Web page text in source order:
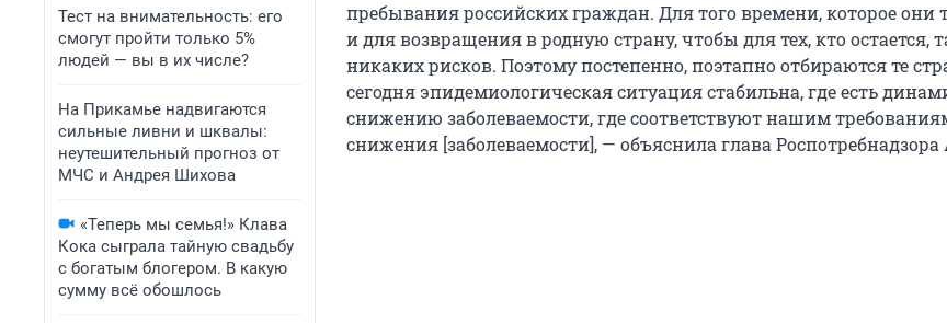
Тест на внимательность: его
смогут пройти только 5%
людей — вы в их числе?
На Прикамье надвигаются
сильные ливни и шквалы:
неутешительный прогноз от
МЧС и Андрея Шихова
«Теперь мы семья!» Клава
Кока сыграла тайную свадьбу
с богатым блогером. В какую
сумму всё обошлось
пребывания российских граждан. Для того времени, которое они
и для возвращения в родную страну, чтобы для тех, кто остается,
никаких рисков. Поэтому постепенно, поэтапно отбираются те
сегодня эпидемиологическая ситуация стабильна, где есть
снижению заболеваемости, где соответствуют нашим
снижения [заболеваемости], — объяснила глава